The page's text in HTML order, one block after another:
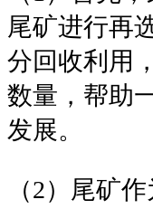
尾矿进行再
分回收利用
数量，帮助
发展。
（2）尾矿